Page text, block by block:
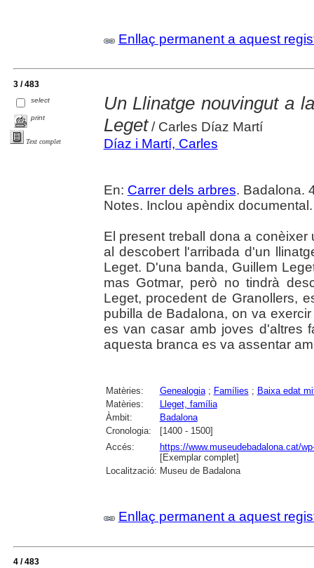
Enllaç permanent a aquest
3 / 483
select
print
Text complet
Un Llinatge nouvingut a
Leget/ Carles Díaz Martí
Díaz i Martí, Carles
En: Carrer dels arbres. Badalona.
Notes. Inclou apèndix documental.
El present treball dona a
al descobert l'arribada d'un
Leget. D'una banda, Guillem
mas Gotmar, però no tindrà
Leget, procedent de Granollers,
pubilla de Badalona, on va
es van casar amb joves d'altres
aquesta branca es va assentar
Matèries: Genealogia; Famílies ; Baixa edat
Matèries:
Lleget, família
Àmbit:
Badalona
Cronologia:
[1400 - 1500]
Accés:
https://www.museudebadalona.cat/
[Exemplar complet]
Localització: Museu de Badalona
Enllaç permanent a aquest
4 / 483